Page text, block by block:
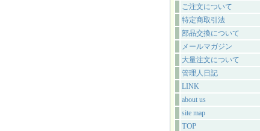
ご注文について
特定商取引法
部品交換について
メールマガジン
大量注文について
管理人日記
LINK
about us
site map
TOP